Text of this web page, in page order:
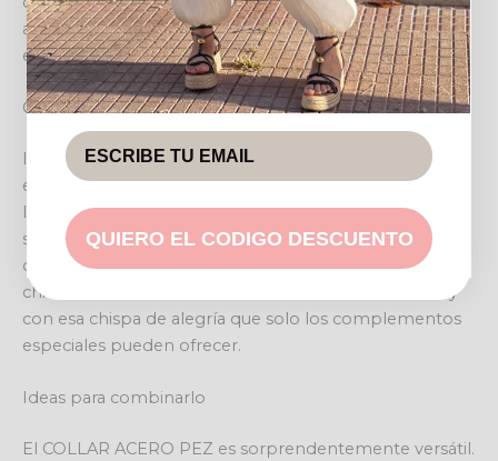
acero de tono dorado que realza tu cuello con un brillo
especial.
Cuándo llevarlo y cómo te hará sentir
Imagina la brisa marina acariciando tu piel mientras
este collar ilumina tu escote. Es ideal para esos días en
los que buscas un detalle que hable de ti: espontánea,
soñadora y con un espíritu libre. Llévalo en una tarde
de verano, en una reunión informal o para darle un giro
chic a tu look de oficina. Te sentirás única, sofisticada y
con esa chispa de alegría que solo los complementos
especiales pueden ofrecer.
Ideas para combinarlo
El COLLAR ACERO PEZ es sorprendentemente versátil.
QUIERO EL CODIGO DESCUENTO